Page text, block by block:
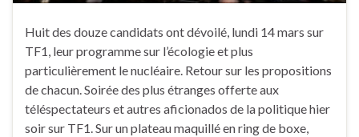
Huit des douze candidats ont dévoilé, lundi 14 mars sur
TF1, leur programme sur l’écologie et plus
particulièrement le nucléaire. Retour sur les propositions
de chacun. Soirée des plus étranges offerte aux
téléspectateurs et autres aficionados de la politique hier
soir sur TF1. Sur un plateau maquillé en ring de boxe,